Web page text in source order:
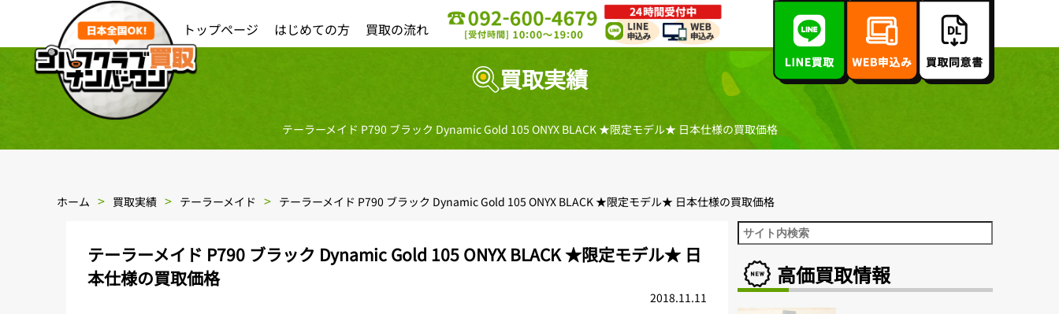
トップページ はじめての方 買取の流れ
買取実績
テーラーメイド P790 ブラック Dynamic Gold 105 ONYX BLACK ★限定モデル★ 日本仕様の買取価格
ホーム 買取実績 テーラーメイド テーラーメイド P790 ブラック Dynamic Gold 105 ONYX BLACK ★限定モデル★ 日本仕様の買取価格
テーラーメイド P790 ブラック Dynamic Gold 105 ONYX BLACK ★限定モデル★ 日
本仕様の買取価格
2018.11.11
高価買取情報